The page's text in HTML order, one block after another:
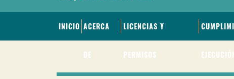
INICIO ACERCA
DE
LICENCIAS Y
PERMISOS